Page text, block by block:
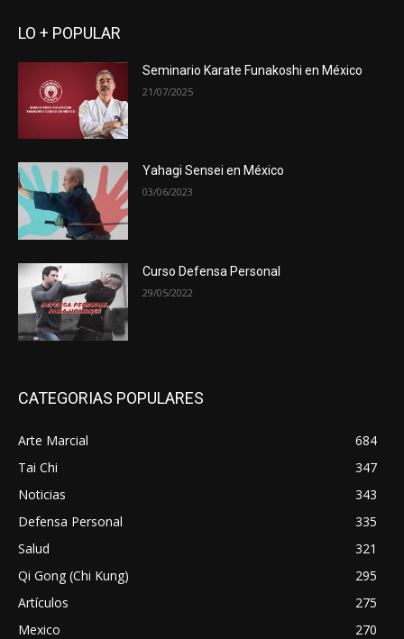
LO + POPULAR
Seminario Karate Funakoshi en México
21/07/2025
Yahagi Sensei en México
03/06/2023
Curso Defensa Personal
29/05/2022
CATEGORIAS POPULARES
Arte Marcial
684
Tai Chi
347
Noticias
343
Defensa Personal
335
Salud
321
Qi Gong (Chi Kung)
295
Artículos
275
Mexico
270